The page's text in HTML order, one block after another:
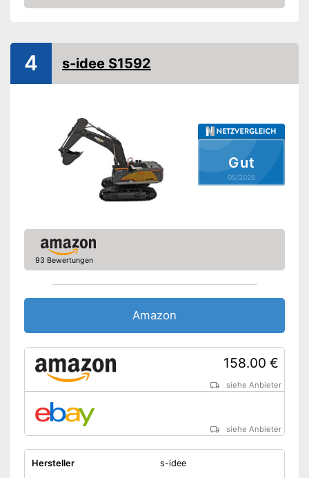
Material
Kunststoff
Outdoor
Vorteile
Mit Sound ausgestattet
Batterien müssen separat
Amazon
Gut
05/2026
4 s-idee S1592
93 Bewertungen
Amazon
158.00 €
siehe Anbieter
siehe Anbieter
Hersteller
s-idee